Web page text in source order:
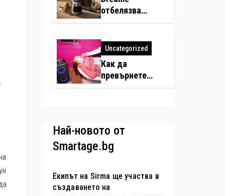
отбелязва
Международния
със специални
предложения за
по-чист въздух
в домовете с
Uncategorized
Как да
превърнете
летните
Най-новото от
Smartage.bg
Екипът на Sirma ще участва в
създаването на